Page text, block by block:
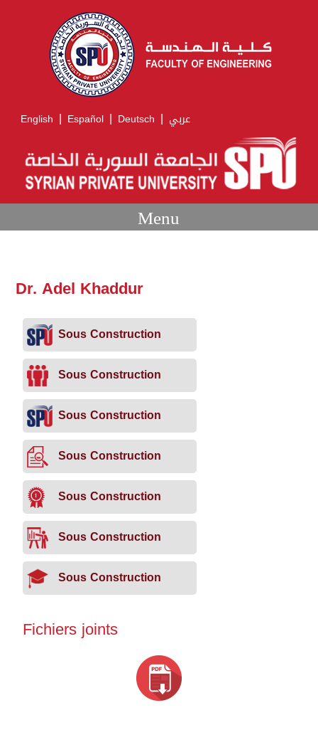
English | Español | Deutsch | عربي
Menu
Dr. Adel Khaddur
Sous Construction
Sous Construction
Sous Construction
Sous Construction
Sous Construction
Sous Construction
Sous Construction
Fichiers joints